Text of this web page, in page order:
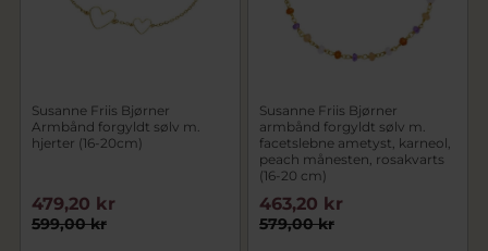
Susanne Friis Bjørner
Armbånd forgyldt sølv m.
hjerter (16-20cm)
599,00 kr
479,20 kr
Susanne Friis Bjørner
armbånd forgyldt sølv m.
facetslebne ametyst, karneol,
peach månesten, rosakvarts
(16-20 cm)
579,00 kr
463,20 kr